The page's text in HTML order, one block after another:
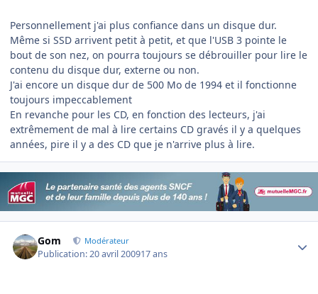
Personnellement j'ai plus confiance dans un disque dur.
Même si SSD arrivent petit à petit, et que l'USB 3 pointe le
bout de son nez, on pourra toujours se débrouiller pour lire le
contenu du disque dur, externe ou non.
J'ai encore un disque dur de 500 Mo de 1994 et il fonctionne
toujours impeccablement
En revanche pour les CD, en fonction des lecteurs, j'ai
extrêmement de mal à lire certains CD gravés il y a quelques
années, pire il y a des CD que je n'arrive plus à lire.
Gom Modérateur
Publication:20 avril 200917 ans